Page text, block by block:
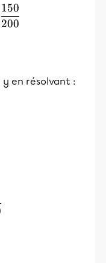
200
150
en résolvant :